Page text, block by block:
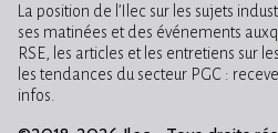
La position de l’Ilec sur les sujets
ses matinées et des événements
RSE, les articles et les entretiens sur
les tendances du secteur PGC :
infos.